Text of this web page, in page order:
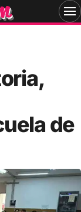
de